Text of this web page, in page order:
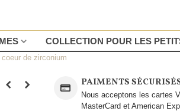
COLLECTION POUR LES
de zirconium
PAIMENTS
Nous acceptons les cartes
MasterCard et American